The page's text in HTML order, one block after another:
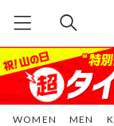
WOMEN MEN